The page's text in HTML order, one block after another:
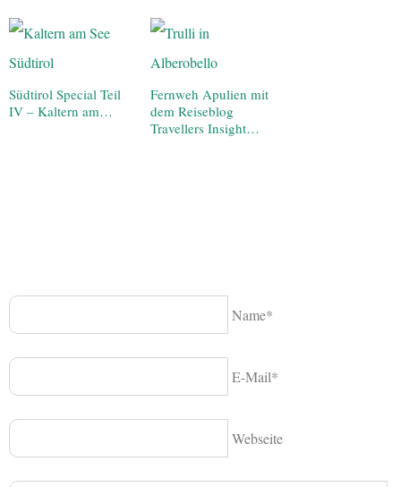
Südtirol Special Teil
IV – Kaltern am…
Fernweh Apulien mit
dem Reiseblog
Travellers Insight…
Name*
E-Mail*
Webseite